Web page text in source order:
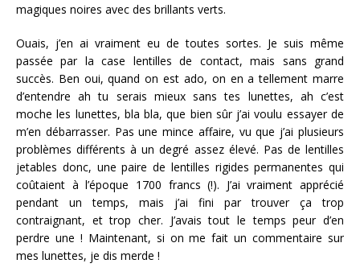
magiques noires avec des brillants verts.
Ouais, j’en ai vraiment eu de toutes sortes. Je suis même
passée par la case lentilles de contact, mais sans grand
succès. Ben oui, quand on est ado, on en a tellement marre
d’entendre ah tu serais mieux sans tes lunettes, ah c’est
moche les lunettes, bla bla, que bien sûr j’ai voulu essayer de
m’en débarrasser. Pas une mince affaire, vu que j’ai plusieurs
problèmes différents à un degré assez élevé. Pas de lentilles
jetables donc, une paire de lentilles rigides permanentes qui
coûtaient à l’époque 1700 francs (!). J’ai vraiment apprécié
pendant un temps, mais j’ai fini par trouver ça trop
contraignant, et trop cher. J’avais tout le temps peur d’en
perdre une ! Maintenant, si on me fait un commentaire sur
mes lunettes, je dis merde !